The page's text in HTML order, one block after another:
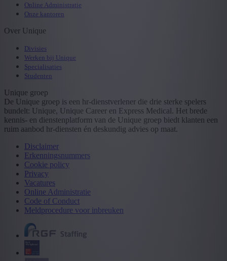
Online Administratie
Onze kantoren
Over Unique
Divisies
Werken bij Unique
Specialisaties
Studenten
Unique groep
De Unique groep is een hr-dienstverlener die drie sterke spelers
bundelt: Unique, Unique Career en Express Medical. Het brede
kennis- en dienstenplatform van de Unique groep biedt klanten een
ruim aanbod hr-diensten én deskundig advies op maat.
Disclaimer
Erkenningsnummers
Cookie policy
Privacy
Vacatures
Online Administratie
Code of Conduct
Meldprocedure voor inbreuken